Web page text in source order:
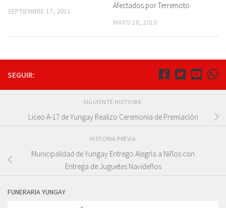
SEPTIEMBRE 17, 2011
Afectados por Terremoto
MAYO 18, 2010
SEGUIR:
SIGUIENTE HISTORIA
Liceo A-17 de Yungay Realizo Ceremonia de Premiación
HISTORIA PREVIA
Municipalidad de Yungay Entrego Alegría a Niños con
Entrega de Juguetes Navideños
FUNERARIA YUNGAY